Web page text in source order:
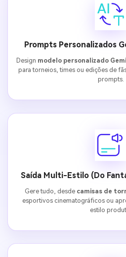
Prompts Personalizados
Design modelo personalizado
para torneios, times ou edições de
prompts.
Saída Multi-Estilo (Do
Gere tudo, desde camisas de
esportivos cinematográficos ou
estilo